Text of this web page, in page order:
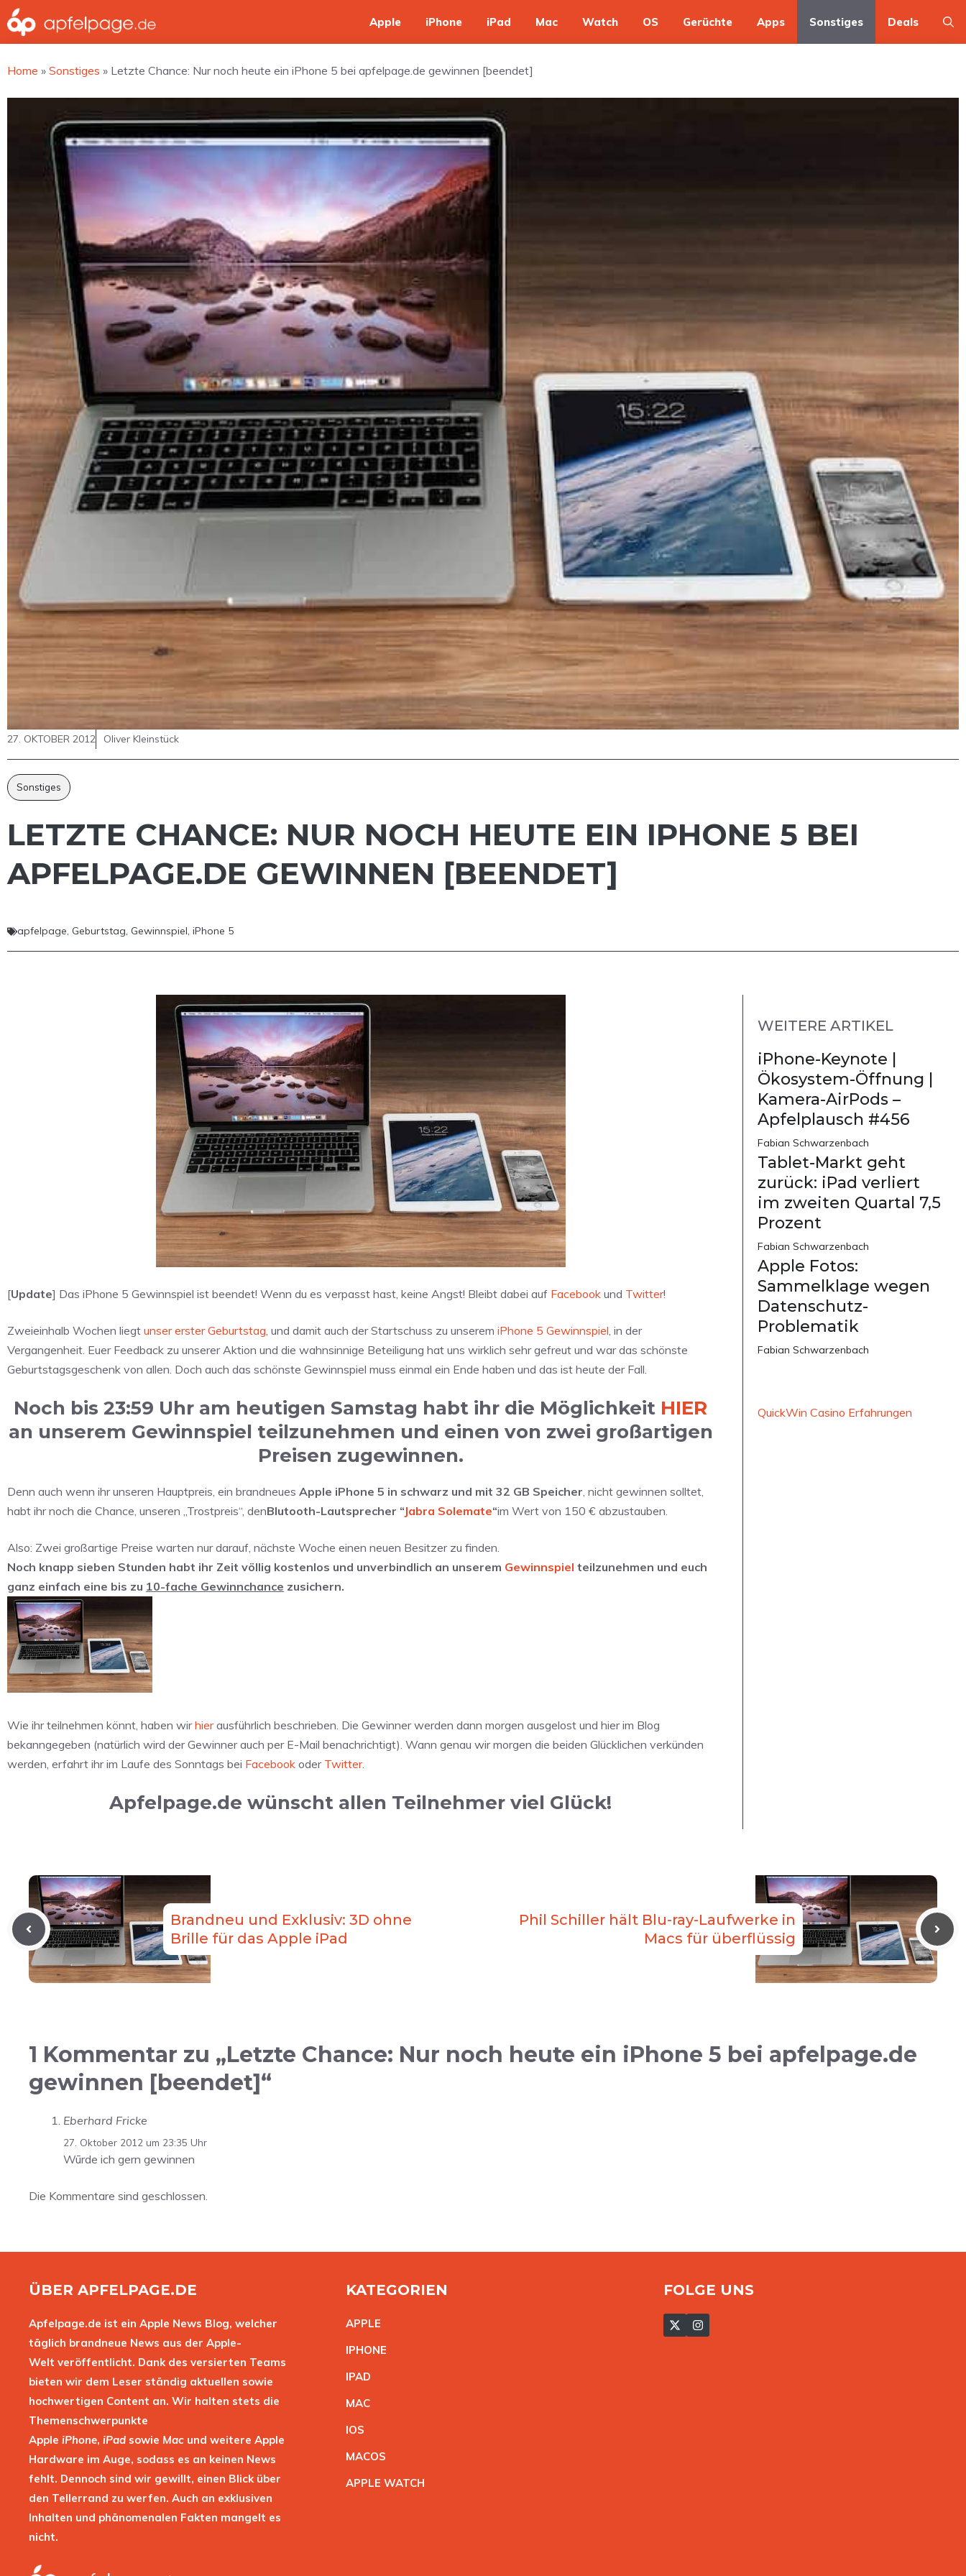
Zum
Inhalt
springen
Apple iPhone iPad Mac Watch OS Gerüchte Apps Sonstiges Deals
Home » Sonstiges » Letzte Chance: Nur noch heute ein iPhone 5 bei apfelpage.de gewinnen [beendet]
27. OKTOBER 2012 Oliver Kleinstück
Sonstiges
LETZTE CHANCE: NUR NOCH HEUTE EIN IPHONE 5 BEI
APFELPAGE.DE GEWINNEN [BEENDET]
apfelpage, Geburtstag, Gewinnspiel, iPhone 5
[Update] Das iPhone 5 Gewinnspiel ist beendet! Wenn du es verpasst hast, keine Angst! Bleibt dabei auf Facebook und Twitter!
Zweieinhalb Wochen liegt unser erster Geburtstag , und damit auch der Startschuss zu unserem iPhone 5 Gewinnspiel , in der
Vergangenheit. Euer Feedback zu unserer Aktion und die wahnsinnige Beteiligung hat uns wirklich sehr gefreut und war das schönste
Geburtstagsgeschenk von allen. Doch auch das schönste Gewinnspiel muss einmal ein Ende haben und das ist heute der Fall.
Noch bis 23:59 Uhr am heutigen Samstag habt ihr die Möglichkeit HIER
an unserem Gewinnspiel teilzunehmen und einen von zwei großartigen
Preisen zugewinnen.
Denn auch wenn ihr unseren Hauptpreis, ein brandneues Apple iPhone 5 in schwarz und mit 32 GB Speicher , nicht gewinnen solltet,
habt ihr noch die Chance, unseren „Trostpreis“, denBlutooth-Lautsprecher “Jabra Solemate“im Wert von 150 € abzustauben.
Also: Zwei großartige Preise warten nur darauf, nächste Woche einen neuen Besitzer zu finden.
Noch knapp sieben Stunden habt ihr Zeit völlig kostenlos und unverbindlich an unserem Gewinnspiel teilzunehmen und euch
ganz einfach eine bis zu 10-fache Gewinnchance zusichern.
Wie ihr teilnehmen könnt, haben wirhierausführlich beschrieben. Die Gewinner werden dann morgen ausgelost und hier im Blog
bekanngegeben (natürlich wird der Gewinner auch per E-Mail benachrichtigt). Wann genau wir morgen die beiden Glücklichen verkünden
werden, erfahrt ihr im Laufe des Sonntags bei Facebook oder Twitter.
Apfelpage.de wünscht allen Teilnehmer viel Glück!
WEITERE ARTIKEL
iPhone-Keynote |
Ökosystem-Öffnung |
Kamera-AirPods –
Apfelplausch #456
Fabian Schwarzenbach
Tablet-Markt geht
zurück: iPad verliert
im zweiten Quartal 7,5
Prozent
Fabian Schwarzenbach
Apple Fotos:
Sammelklage wegen
Datenschutz-
Problematik
Fabian Schwarzenbach
QuickWin Casino Erfahrungen
Brandneu und Exklusiv: 3D ohne
Brille für das Apple iPad
Phil Schiller hält Blu-ray-Laufwerke in
Macs für überflüssig
1 Kommentar zu „Letzte Chance: Nur noch heute ein iPhone 5 bei apfelpage.de
gewinnen [beendet]“
Eberhard Fricke
27. Oktober 2012 um 23:35 Uhr
Wūrde ich gern gewinnen
Die Kommentare sind geschlossen.
ÜBER APFELPAGE.DE
Apfelpage.de ist ein Apple News Blog, welcher
täglich brandneue News aus der Apple-
Welt veröffentlicht. Dank des versierten Teams
bieten wir dem Leser ständig aktuellen sowie
hochwertigen Content an. Wir halten stets die
Themenschwerpunkte
Apple iPhone, iPad sowie Mac und weitere Apple
Hardware im Auge, sodass es an keinen News
fehlt. Dennoch sind wir gewillt, einen Blick über
den Tellerrand zu werfen. Auch an exklusiven
Inhalten und phänomenalen Fakten mangelt es
nicht.
KATEGORIEN
APPLE
IPHONE
IPAD
MAC
IOS
MACOS
APPLE WATCH
FOLGE UNS